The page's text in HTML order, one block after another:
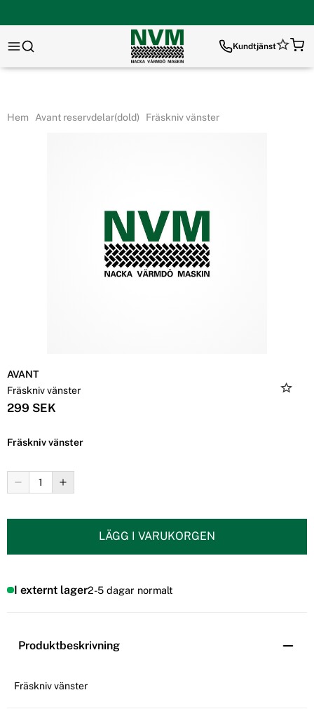
Kundtjänst
Hem Avant reservdelar(dold) Fräskniv vänster
AVANT
Fräskniv vänster
299 SEK
Fräskniv vänster
LÄGG I VARUKORGEN
I externt lager2-5 dagar normalt
Produktbeskrivning
Fräskniv vänster